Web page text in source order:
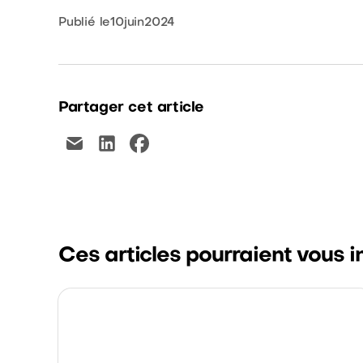
Publié le10juin2024
Partager cet article
Ces articles pourraient vous